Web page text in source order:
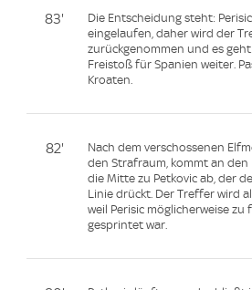
83'
Die Entscheidung steht:
eingelaufen, daher wird der
zurückgenommen und es
Freistoß für Spanien weiter.
Kroaten.
82'
Nach dem verschossenen
den Strafraum, kommt an
die Mitte zu Petkovic ab, der
Linie drückt. Der Treffer wird
weil Perisic möglicherweise
gesprintet war.